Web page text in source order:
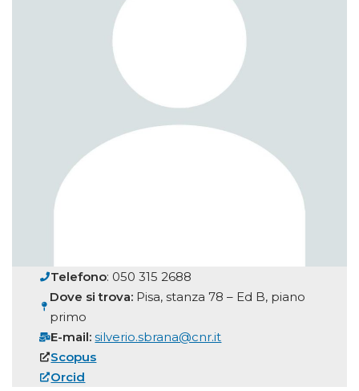
Telefono: 050 315 2688
Dove si trova:Pisa, stanza 78 – Ed B, piano
primo
E-mail: silverio.sbrana@cnr.it
Scopus
Orcid